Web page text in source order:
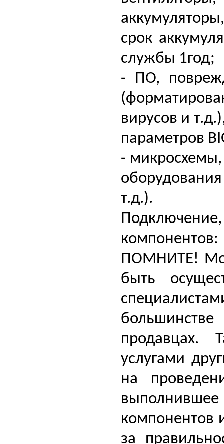
срок
службы 1год;
- ПО,
вирусов и
параметров
-
т.д.).
компонентов:
ПОМНИТЕ!
быть
продавцах.
услугами
на
компонентов
за